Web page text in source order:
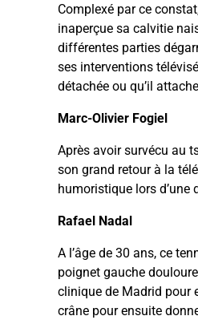
Complexé par ce
inaperçue sa calvitie
différentes parties
ses interventions
détachée ou qu’il
Marc-Olivier Fogiel
Après avoir survécu au
son grand retour à la
humoristique lors d’une
Rafael Nadal
A l’âge de 30 ans, ce
poignet gauche
clinique de Madrid pour
crâne pour ensuite